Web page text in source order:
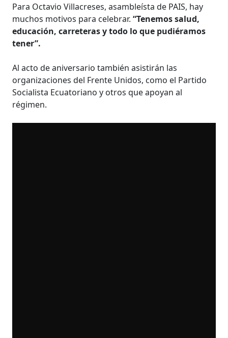
Para Octavio Villacreses, asambleísta de PAIS, hay
muchos motivos para celebrar.“Tenemos salud,
educación, carreteras y todo lo que pudiéramos
tener”.
Al acto de aniversario también asistirán las
organizaciones del Frente Unidos, como el Partido
Socialista Ecuatoriano y otros que apoyan al
régimen.